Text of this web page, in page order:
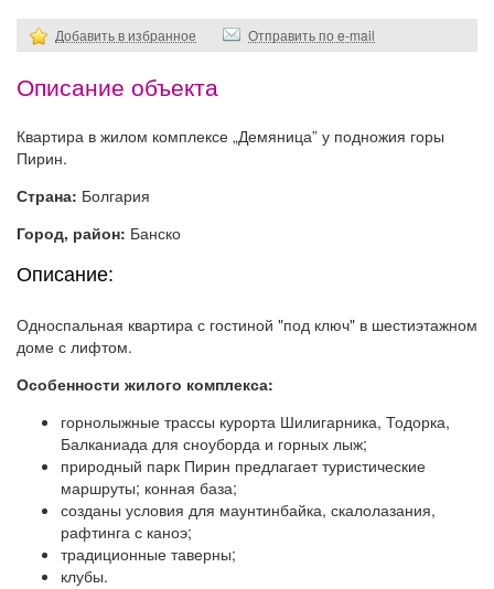
Добавить в избранное Отправить по e-mail
Описание объекта
Квартира в жилом комплексе „Демяница” у подножия горы
Пирин.
Страна: Болгария
Город, район: Банско
Описание:
Односпальная квартира с гостиной "под ключ" в шестиэтажном
доме с лифтом.
Особенности жилого комплекса:
горнолыжные трассы курорта Шилигарника, Тодорка,
Балканиада для сноуборда и горных лыж;
природный парк Пирин предлагает туристические
маршруты; конная база;
созданы условия для маунтинбайка, скалолазания,
рафтинга с каноэ;
традиционные таверны;
клубы.